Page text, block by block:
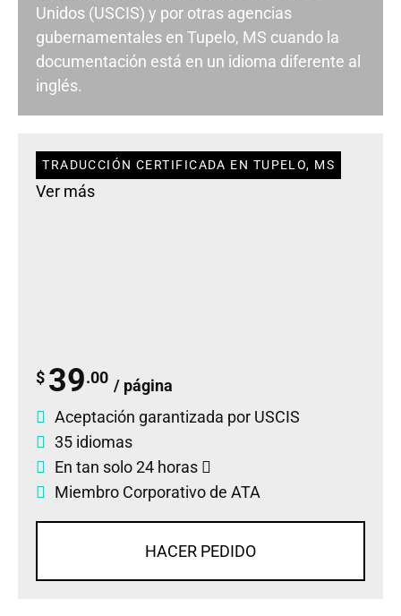
Unidos (USCIS) y por otras agencias
gubernamentales en Tupelo, MS cuando la
documentación está en un idioma diferente al
inglés.
TRADUCCIÓN CERTIFICADA EN TUPELO, MS
Ver más
$ 39.00 / página
Aceptación garantizada por USCIS
35 idiomas
En tan solo 24 horas
Miembro Corporativo de ATA
HACER PEDIDO